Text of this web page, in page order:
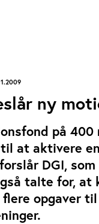
ny
på 400
at aktivere
DGI,
talte for, at
opgaver